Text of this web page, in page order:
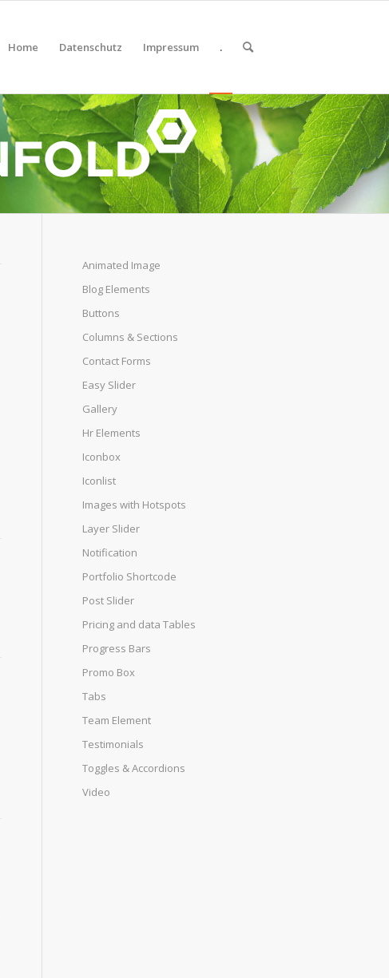
Home Datenschutz Impressum .
Animated Image
Blog Elements
Buttons
Columns & Sections
Contact Forms
Easy Slider
Gallery
Hr Elements
Iconbox
Iconlist
Images with Hotspots
Layer Slider
Notification
Portfolio Shortcode
Post Slider
Pricing and data Tables
Progress Bars
Promo Box
Tabs
Team Element
Testimonials
Toggles & Accordions
Video